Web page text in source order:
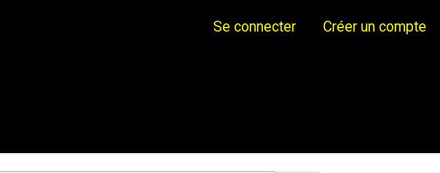
Se connecter Créer un compte